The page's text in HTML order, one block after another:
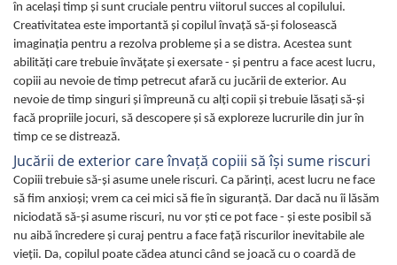
în acelaşi timp şi sunt cruciale pentru viitorul succes al copilului.
Creativitatea este importantă şi copilul învaţă să-şi folosească
imaginaţia pentru a rezolva probleme și a se distra. Acestea sunt
abilități care trebuie învățate și exersate - și pentru a face acest lucru,
copiii au nevoie de timp petrecut afară cu jucării de exterior. Au
nevoie de timp singuri și împreună cu alți copii și trebuie lăsaţi să-și
facă propriile jocuri, să descopere și să exploreze lucrurile din jur în
timp ce se distrează.
Jucării de exterior care învaţă copiii să îşi sume riscuri
Copiii trebuie să-și asume unele riscuri. Ca părinți, acest lucru ne face
să fim anxioși; vrem ca cei mici să fie în siguranță. Dar dacă nu îi lăsăm
niciodată să-și asume riscuri, nu vor ști ce pot face - și este posibil să
nu aibă încredere și curaj pentru a face față riscurilor inevitabile ale
vieții. Da, copilul poate cădea atunci când se joacă cu o coardă de